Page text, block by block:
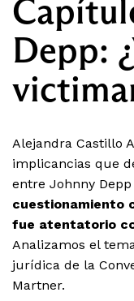
Depp:
Alejandra Castillo
implicancias que
entre Johnny
cuestionamiento
fue atentatorio
Analizamos el
jurídica de la
Martner.